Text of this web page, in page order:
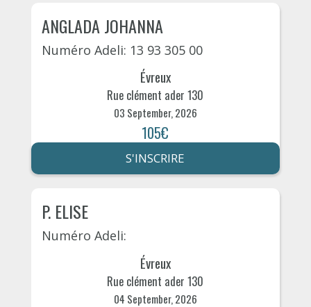
ANGLADA JOHANNA
Numéro Adeli: 13 93 305 00
Évreux
Rue clément ader 130
03 September, 2026
105€
S'INSCRIRE
P. ELISE
Numéro Adeli:
Évreux
Rue clément ader 130
04 September, 2026